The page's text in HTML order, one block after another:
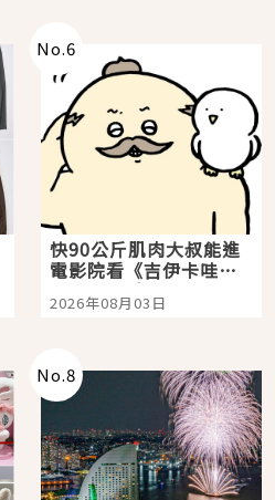
No.6
快90公斤肌肉大叔能進
電影院看《吉伊卡哇》
嗎？日本重金屬樂團
「打首」會長與nagano
2026年08月03日
No.8